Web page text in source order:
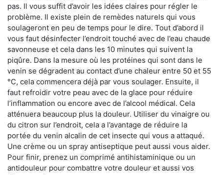
pas. Il vous suffit d’avoir les idées claires pour régler le
problème. Il existe plein de remèdes naturels qui vous
soulageront en peu de temps pour le dire. Tout d’abord il
vous faut désinfecter l’endroit touché avec de l’eau chaude
savonneuse et cela dans les 10 minutes qui suivent la
piqûre. Dans la mesure où les protéines qui sont dans le
venin se dégradent au contact d’une chaleur entre 50 et 55
°C, cela commencera déjà par vous soulager. Ensuite, il
faut refroidir votre peau avec de la glace pour réduire
l’inflammation ou encore avec de l’alcool médical. Cela
atténuera beaucoup plus la douleur. Utiliser du vinaigre ou
du citron sur l’endroit, cela a l’avantage de réduire la
portée du venin alcalin de cet insecte qui vous a attaqué.
Une crème ou un spray antiseptique peut aussi vous aider.
Pour finir, prenez un comprimé antihistaminique ou un
antidouleur pour combattre votre douleur et aussi vos